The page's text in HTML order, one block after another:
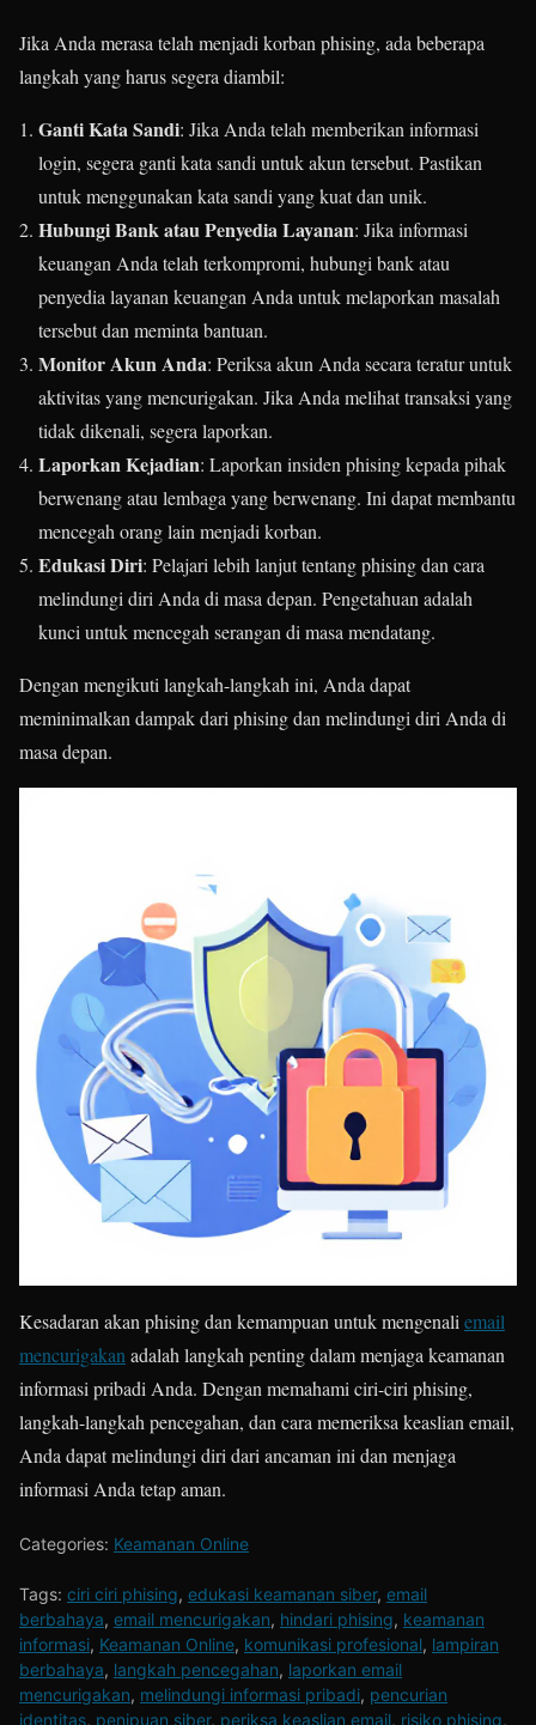
Jika Anda merasa telah menjadi korban phising, ada beberapa
langkah yang harus segera diambil:
Ganti Kata Sandi: Jika Anda telah memberikan informasi
login, segera ganti kata sandi untuk akun tersebut. Pastikan
untuk menggunakan kata sandi yang kuat dan unik.
Hubungi Bank atau Penyedia Layanan: Jika informasi
keuangan Anda telah terkompromi, hubungi bank atau
penyedia layanan keuangan Anda untuk melaporkan masalah
tersebut dan meminta bantuan.
Monitor Akun Anda: Periksa akun Anda secara teratur untuk
aktivitas yang mencurigakan. Jika Anda melihat transaksi yang
tidak dikenali, segera laporkan.
Laporkan Kejadian: Laporkan insiden phising kepada pihak
berwenang atau lembaga yang berwenang. Ini dapat membantu
mencegah orang lain menjadi korban.
Edukasi Diri: Pelajari lebih lanjut tentang phising dan cara
melindungi diri Anda di masa depan. Pengetahuan adalah
kunci untuk mencegah serangan di masa mendatang.
Dengan mengikuti langkah-langkah ini, Anda dapat
meminimalkan dampak dari phising dan melindungi diri Anda di
masa depan.
Kesadaran akan phising dan kemampuan untuk mengenali email
mencurigakan adalah langkah penting dalam menjaga keamanan
informasi pribadi Anda. Dengan memahami ciri-ciri phising,
langkah-langkah pencegahan, dan cara memeriksa keaslian email,
Anda dapat melindungi diri dari ancaman ini dan menjaga
informasi Anda tetap aman.
Categories: Keamanan Online
Tags: ciri ciri phising, edukasi keamanan siber, email
berbahaya, email mencurigakan, hindari phising, keamanan
informasi, Keamanan Online, komunikasi profesional, lampiran
berbahaya, langkah pencegahan, laporkan email
mencurigakan, melindungi informasi pribadi, pencurian
identitas, penipuan siber, periksa keaslian email, risiko phising,